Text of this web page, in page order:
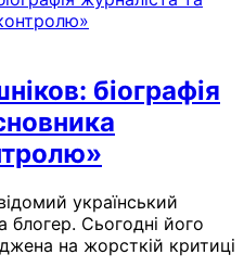
біографія
український
блогер. Сьогодні його
на жорсткій критиці